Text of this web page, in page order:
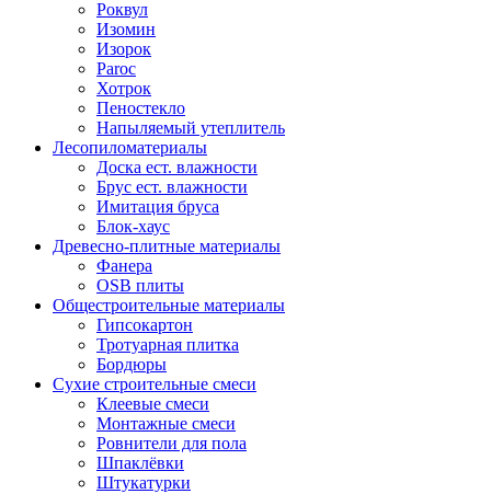
Роквул
Изомин
Изорок
Paroc
Хотрок
Пеностекло
Напыляемый утеплитель
Лесопиломатериалы
Доска ест. влажности
Брус ест. влажности
Имитация бруса
Блок-хаус
Древесно-плитные материалы
Фанера
OSB плиты
Общестроительные материалы
Гипсокартон
Тротуарная плитка
Бордюры
Сухие строительные смеси
Клеевые смеси
Монтажные смеси
Ровнители для пола
Шпаклёвки
Штукатурки